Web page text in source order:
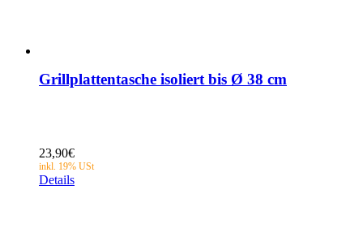
Grillplattentasche isoliert bis Ø 38 cm
23,90€
Details